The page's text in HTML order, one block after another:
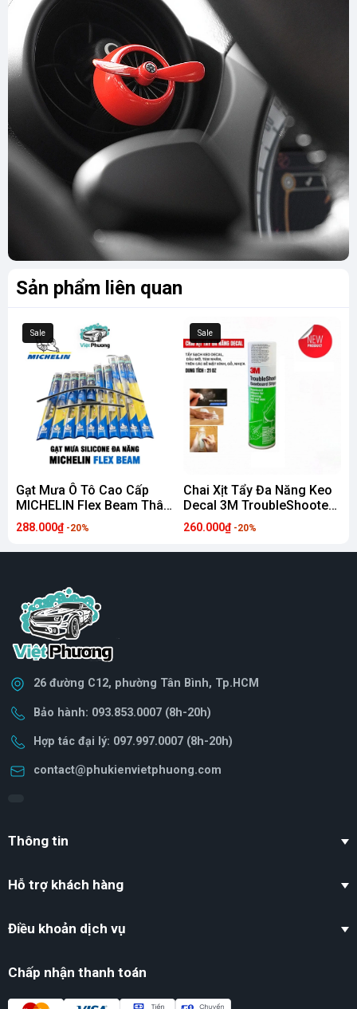
Sản phẩm liên quan
Sale
Gạt Mưa Ô Tô Cao Cấp
MICHELIN Flex Beam Thân
Mềm Hỗ Trợ Thay Ngàm
Đa Năng Cho Hầu Hết
Dòng Xe Hơi
288.000₫ -20%
Sale
Chai Xịt Tẩy Đa Năng Keo
Decal 3M TroubleShooter
cho Tường, Sàn, Nhựa,
Thủy Tinh, Gốm, Sứ, Gạch,
Đá
260.000₫ -20%
26 đường C12, phường Tân Bình, Tp.HCM
Bảo hành: 093.853.0007 (8h-20h)
Hợp tác đại lý: 097.997.0007 (8h-20h)
contact@phukienvietphuong.com
Thông tin
Hỗ trợ khách hàng
Điều khoản dịch vụ
Chấp nhận thanh toán